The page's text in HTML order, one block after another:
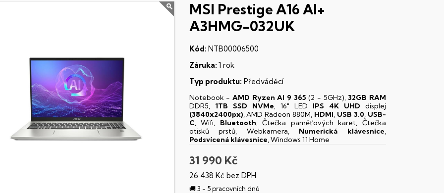
MSI Prestige A16 AI+
A3HMG-032UK
Kód: NTB00006500
Záruka: 1 rok
Typ produktu: Předváděcí
Notebook - AMD Ryzen AI 9 365(2 - 5GHz),32GB RAM
DDR5, 1TB SSD NVMe, 16" LED IPS 4K UHD displej
(3840x2400px), AMD Radeon 880M, HDMI, USB 3.0, USB-
C, Wifi, Bluetooth, Čtečka paměťových karet, Čtečka
otisků prstů, Webkamera, Numerická klávesnice,
Podsvícená klávesnice, Windows 11 Home
31 990 Kč
26 438 Kč bez DPH
🚚 3 - 5 pracovních dnů